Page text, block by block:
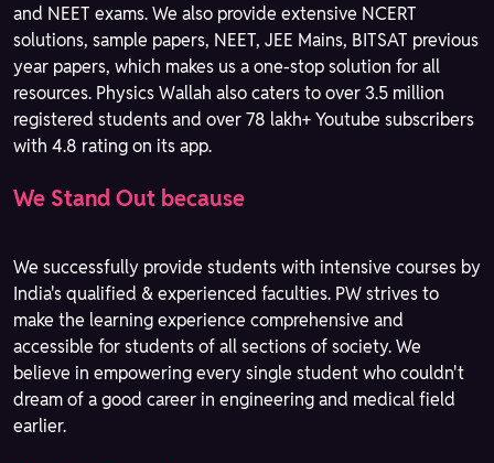
and NEET exams. We also provide extensive NCERT
solutions, sample papers, NEET, JEE Mains, BITSAT previous
year papers, which makes us a one-stop solution for all
resources. Physics Wallah also caters to over 3.5 million
registered students and over 78 lakh+ Youtube subscribers
with 4.8 rating on its app.
We Stand Out because
We successfully provide students with intensive courses by
India's qualified & experienced faculties. PW strives to
make the learning experience comprehensive and
accessible for students of all sections of society. We
believe in empowering every single student who couldn't
dream of a good career in engineering and medical field
earlier.